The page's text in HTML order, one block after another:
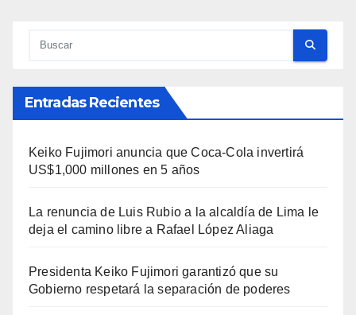
Entradas Recientes
Keiko Fujimori anuncia que Coca-Cola invertirá
US$1,000 millones en 5 años
La renuncia de Luis Rubio a la alcaldía de Lima le
deja el camino libre a Rafael López Aliaga
Presidenta Keiko Fujimori garantizó que su
Gobierno respetará la separación de poderes